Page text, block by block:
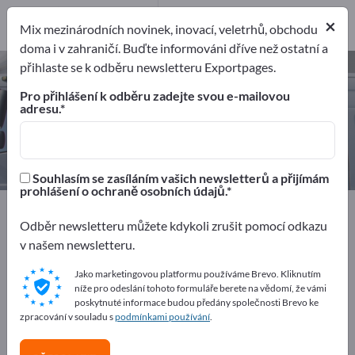
Díly pro motorová vozidla –
najděte výrobce a dodavatele
65 62 3
Inzerujte zdarma na Exportpages!
Potřeby – Nabídky – Použité zboží – Obchodní kontakty
>> začněte zde
Zveřejněte svou společnost a své
×
Mix mezinárodních novinek, inovací, veletrhů, obchodu
doma i v zahraničí. Buďte informováni dříve než ostatní a
přihlaste se k odběru newsletteru Exportpages.
Pro přihlášení k odběru zadejte svou e-mailovou
adresu.
Souhlasím se zasíláním vašich newsletterů a přijímám
prohlášení o ochraně osobních údajů.
Odběr newsletteru můžete kdykoli zrušit pomocí odkazu
v našem newsletteru.
Jako marketingovou platformu používáme Brevo. Kliknutím
níže pro odeslání tohoto formuláře berete na vědomí, že vámi
poskytnuté informace budou předány společnosti Brevo ke
zpracování v souladu spodmínkami používání.